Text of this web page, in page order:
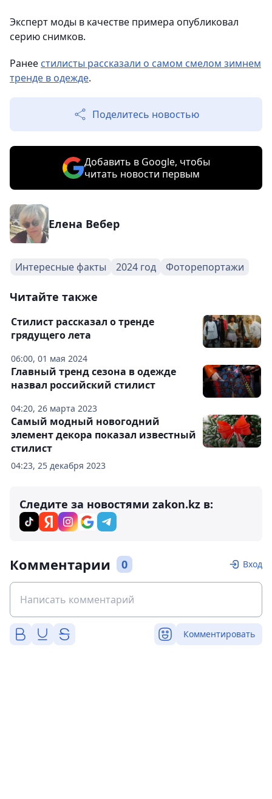
Эксперт моды в качестве примера опубликовал
серию снимков.
Ранее стилисты рассказали о самом смелом зимнем
тренде в одежде.
Поделитесь новостью
Добавить в Google, чтобы
читать новости первым
Елена Вебер
Интересные факты 2024 год Фоторепортажи
Читайте также
06:00, 01 мая 2024
Стилист рассказал о тренде
грядущего лета
04:20, 26 марта 2023
Главный тренд сезона в одежде
назвал российский стилист
04:23, 25 декабря 2023
Самый модный новогодний
элемент декора показал известный
стилист
Следите за новостями zakon.kz в:
Комментарии 0 Вход
Комментировать